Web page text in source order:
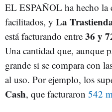
EL ESPAÑOL ha hecho la
facilitados, y La
está facturando entre 36 y
Una cantidad que, aunque
grande si se compara con
al uso. Por ejemplo, los
Cash, que facturaron 542